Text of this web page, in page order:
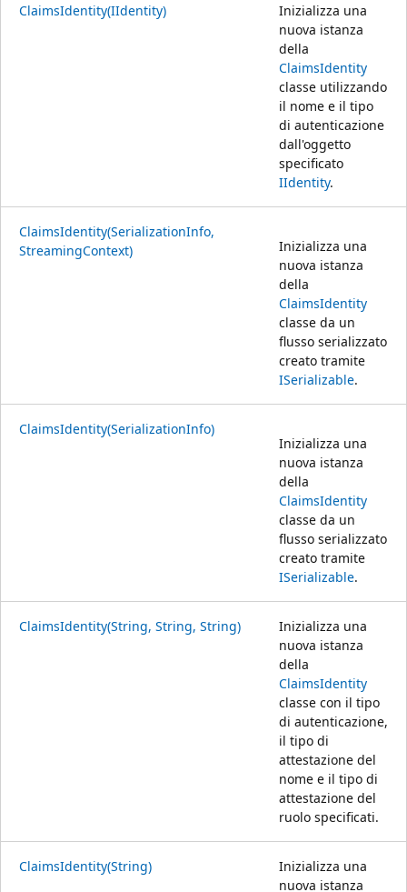
ClaimsIdentity(IIdentity)
Inizializza una
nuova istanza
della
ClaimsIdentity
classe utilizzando
il nome e il tipo
di autenticazione
dall'oggetto
specificato
IIdentity.
ClaimsIdentity(SerializationInfo,
StreamingContext)
Inizializza una
nuova istanza
della
ClaimsIdentity
classe da un
flusso serializzato
creato tramite
ISerializable.
ClaimsIdentity(SerializationInfo)
Inizializza una
nuova istanza
della
ClaimsIdentity
classe da un
flusso serializzato
creato tramite
ISerializable.
ClaimsIdentity(String, String, String)
Inizializza una
nuova istanza
della
ClaimsIdentity
classe con il tipo
di autenticazione,
il tipo di
attestazione del
nome e il tipo di
attestazione del
ruolo specificati.
ClaimsIdentity(String)
Inizializza una
nuova istanza